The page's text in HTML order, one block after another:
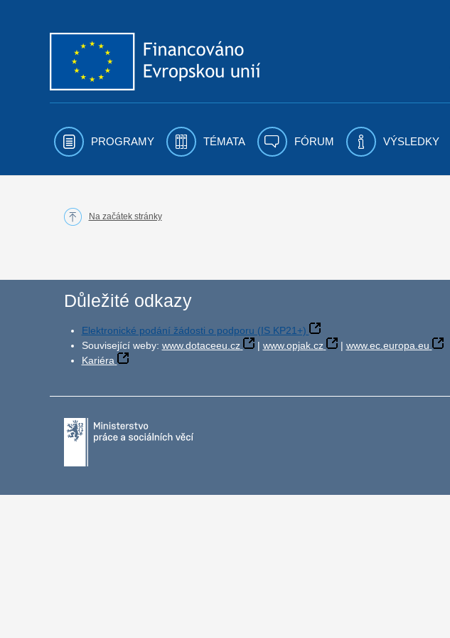
PROGRAMY TÉMATA FÓRUM VÝSLEDKY
Na začátek stránky
Důležité odkazy
Elektronické podání žádosti o podporu (IS KP21+)
Související weby: www.dotaceeu.cz | www.opjak.cz | www.ec.europa.eu
Kariéra